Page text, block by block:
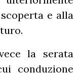
e alla
la serata
conduzione